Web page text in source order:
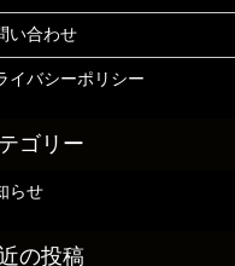
い合わせ
イバシーポリシー
らせ